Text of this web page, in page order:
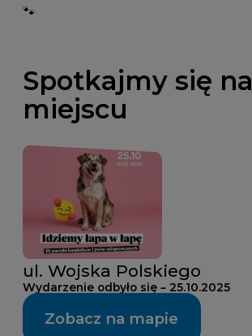
🐾
Spotkajmy się na
miejscu
ul. Wojska Polskiego
Wydarzenie odbyło się – 25.10.2025
Zobacz na mapie